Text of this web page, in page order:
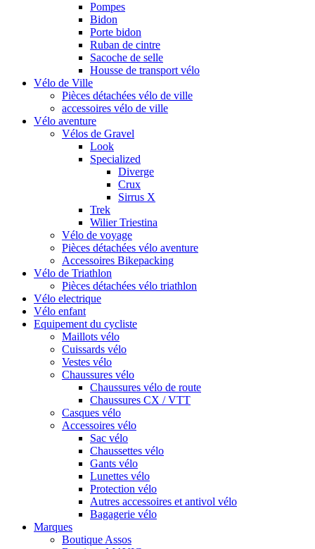
Pompes
Bidon
Porte bidon
Ruban de cintre
Sacoche de selle
Housse de transport vélo
Vélo de Ville
Pièces détachées vélo de ville
accessoires vélo de ville
Vélo aventure
Vélos de Gravel
Look
Specialized
Diverge
Crux
Sirrus X
Trek
Wilier Triestina
Vélo de voyage
Pièces détachées vélo aventure
Accessoires Bikepacking
Vélo de Triathlon
Pièces détachées vélo triathlon
Vélo electrique
Vélo enfant
Equipement du cycliste
Maillots vélo
Cuissards vélo
Vestes vélo
Chaussures vélo
Chaussures vélo de route
Chaussures CX / VTT
Casques vélo
Accessoires vélo
Sac vélo
Chaussettes vélo
Gants vélo
Lunettes vélo
Protection vélo
Autres accessoires et antivol vélo
Bagagerie vélo
Marques
Boutique Assos